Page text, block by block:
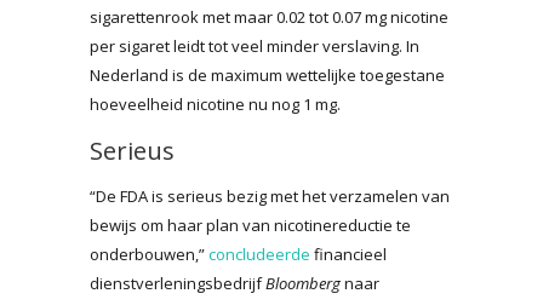
sigarettenrook met maar 0.02 tot 0.07 mg nicotine
per sigaret leidt tot veel minder verslaving. In
Nederland is de maximum wettelijke toegestane
hoeveelheid nicotine nu nog 1 mg.
Serieus
“De FDA is serieus bezig met het verzamelen van
bewijs om haar plan van nicotinereductie te
onderbouwen,”concludeerde financieel
dienstverleningsbedrijfBloombergnaar